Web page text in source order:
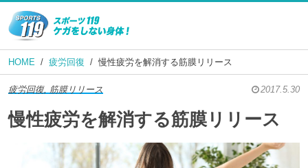
HOME 疲労回復 慢性疲労を解消する筋膜リリース
疲労回復, 筋膜リリース 2017.5.30
慢性疲労を解消する筋膜リリース